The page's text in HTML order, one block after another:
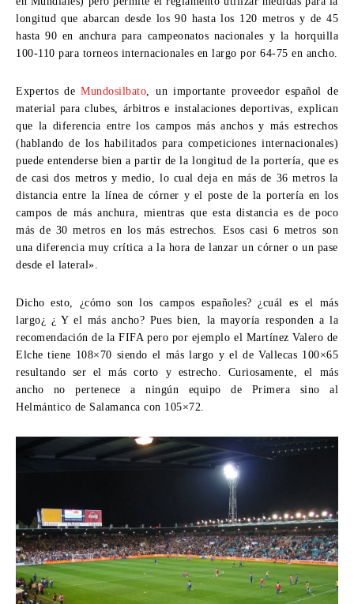
longitud que abarcan desde los 90 hasta los 120 metros y de 45
hasta 90 en anchura para campeonatos nacionales y la horquilla
100-110 para torneos internacionales en largo por 64-75 en ancho.
Expertos de Mundosilbato, un importante proveedor español de
material para clubes, árbitros e instalaciones deportivas, explican
que la diferencia entre los campos más anchos y más estrechos
(hablando de los habilitados para competiciones internacionales)
puede entenderse bien a partir de la longitud de la portería, que es
de casi dos metros y medio, lo cual deja en más de 36 metros la
distancia entre la línea de córner y el poste de la portería en los
campos de más anchura, mientras que esta distancia es de poco
más de 30 metros en los más estrechos. Esos casi 6 metros son
una diferencia muy crítica a la hora de lanzar un córner o un pase
desde el lateral».
Dicho esto, ¿cómo son los campos españoles? ¿cuál es el más
largo¿ ¿ Y el más ancho? Pues bien, la mayoría responden a la
recomendación de la FIFA pero por ejemplo el Martínez Valero de
Elche tiene 108×70 siendo el más largo y el de Vallecas 100×65
resultando ser el más corto y estrecho. Curiosamente, el más
ancho no pertenece a ningún equipo de Primera sino al
Helmántico de Salamanca con 105×72.